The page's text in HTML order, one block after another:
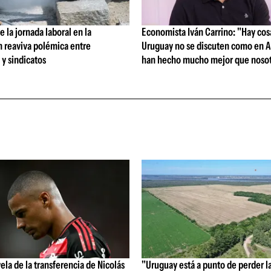
la jornada laboral en la
reaviva polémica entre
sindicatos
Economista Iván Carrino: "Hay
Uruguay no se discuten como en
han hecho mucho mejor que
de la transferencia de Nicolás "Uruguay está a punto de perder